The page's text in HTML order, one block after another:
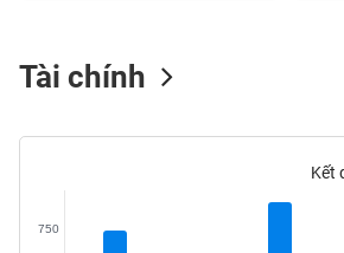
Tài chính
Kết
750